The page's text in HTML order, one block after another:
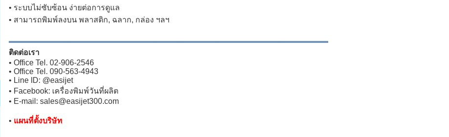
• ระบบไม่ซับซ้อน ง่ายต่อการดูแล
• สามารถพิมพ์ลงบน พลาสติก, ฉลาก, กล่อง ฯลฯ
ติดต่อเรา
• Office Tel. 02-906-2546
• Office Tel. 090-563-4943
• Line ID: @easijet
• Facebook: เครื่องพิมพ์วันที่ผลิต
• E-mail: sales@easijet300.com
• แผนที่ตั้งบริษัท